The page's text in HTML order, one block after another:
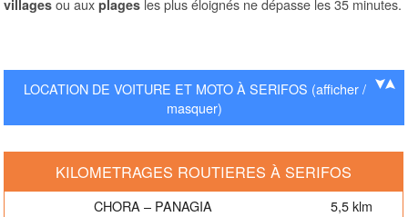
villages ou auxplages les plus éloignés ne dépasse les 35 minutes.
LOCATION DE VOITURE ET MOTO À SERIFOS (afficher /
masquer)
KILOMETRAGES ROUTIERES À SERIFOS
CHORA – PANAGIA
5,5 klm